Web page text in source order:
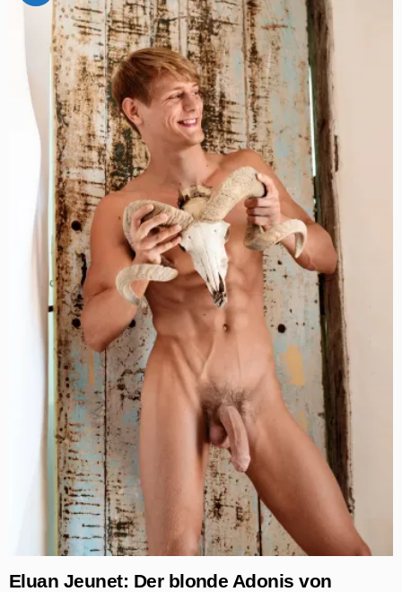
Eluan Jeunet: Der blonde Adonis von